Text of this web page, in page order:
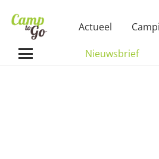
Actueel
Nieuwsbrief